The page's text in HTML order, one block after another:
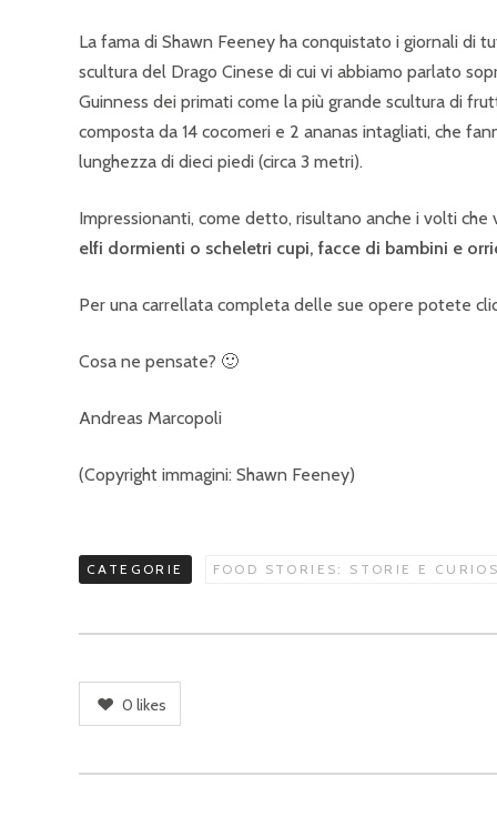
La fama di Shawn Feeney ha conquistato i giornali di
scultura del Drago Cinese di cui vi abbiamo parlato
Guinness dei primati come la più grande scultura di
composta da 14 cocomeri e 2 ananas intagliati, che
lunghezza di dieci piedi (circa 3 metri).
Impressionanti, come detto, risultano anche i volti che
elfi dormienti o scheletri cupi, facce di bambini e
Per una carrellata completa delle sue opere potete
Cosa ne pensate? 🙂
Andreas Marcopoli
(Copyright immagini: Shawn Feeney)
CATEGORIE FOOD STORIES: STORIE E
0 likes